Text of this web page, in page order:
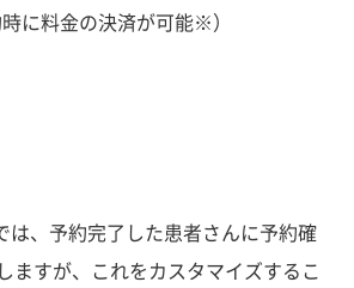
に料金の決済が可能※）
は、予約完了した患者さんに予約確
ますが、これをカスタマイズするこ